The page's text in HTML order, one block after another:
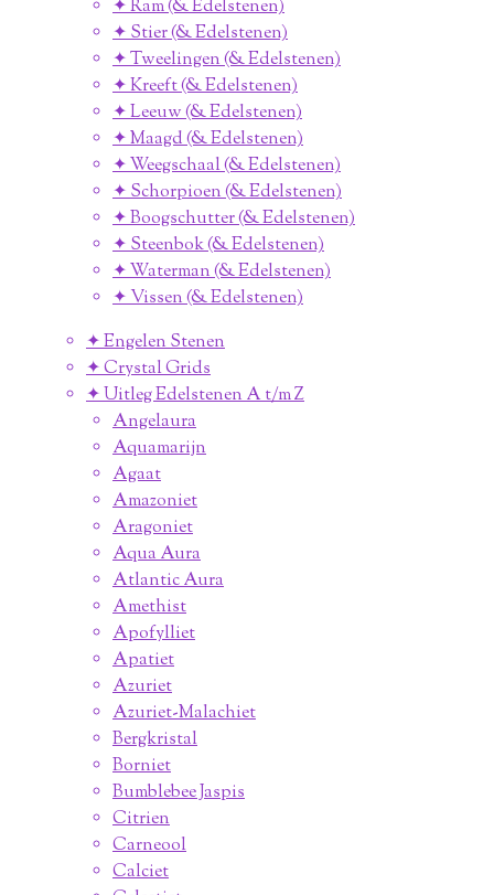
✦ Ram (& Edelstenen)
✦ Stier (& Edelstenen)
✦ Tweelingen (& Edelstenen)
✦ Kreeft (& Edelstenen)
✦ Leeuw (& Edelstenen)
✦ Maagd (& Edelstenen)
✦ Weegschaal (& Edelstenen)
✦ Schorpioen (& Edelstenen)
✦ Boogschutter (& Edelstenen)
✦ Steenbok (& Edelstenen)
✦ Waterman (& Edelstenen)
✦ Vissen (& Edelstenen)
✦ Engelen Stenen
✦ Crystal Grids
✦ Uitleg Edelstenen A t/m Z
Angelaura
Aquamarijn
Agaat
Amazoniet
Aragoniet
Aqua Aura
Atlantic Aura
Amethist
Apofylliet
Apatiet
Azuriet
Azuriet-Malachiet
Bergkristal
Borniet
Bumblebee Jaspis
Citrien
Carneool
Calciet